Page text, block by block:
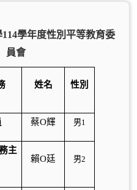
學年度性別平等教育委
員會
姓名 性別
蔡O輝 男1
主
賴O廷 男2